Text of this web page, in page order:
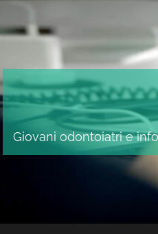
Giovani odontoiatri e